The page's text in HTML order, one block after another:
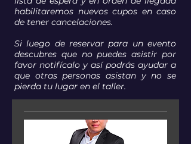
habilitaremos nuevos cupos en caso
de tener cancelaciones.
Si luego de reservar para un evento
descubres que no puedes asistir por
favor notifícalo y así podrás ayudar a
que otras personas asistan y no se
pierda tu lugar en el taller.